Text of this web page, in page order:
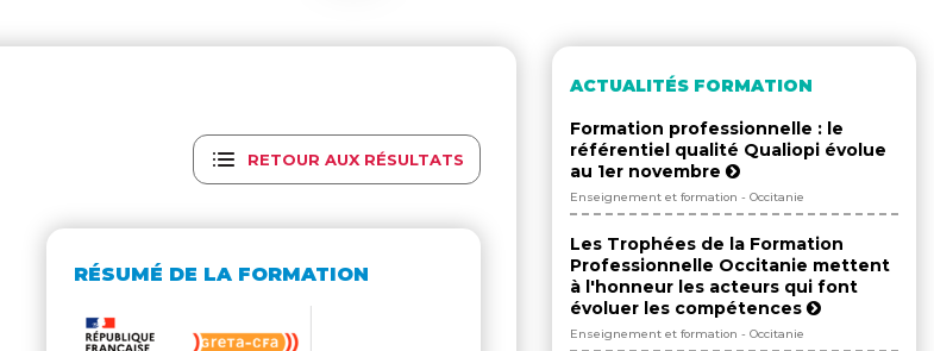
RETOUR AUX RÉSULTATS
RÉSUMÉ DE LA FORMATION
ACTUALITÉS FORMATION
Formation professionnelle : le
référentiel qualité Qualiopi évolue
au 1er novembre
Enseignement et formation - Occitanie
Les Trophées de la Formation
Professionnelle Occitanie mettent
à l'honneur les acteurs qui font
évoluer les compétences
Enseignement et formation - Occitanie